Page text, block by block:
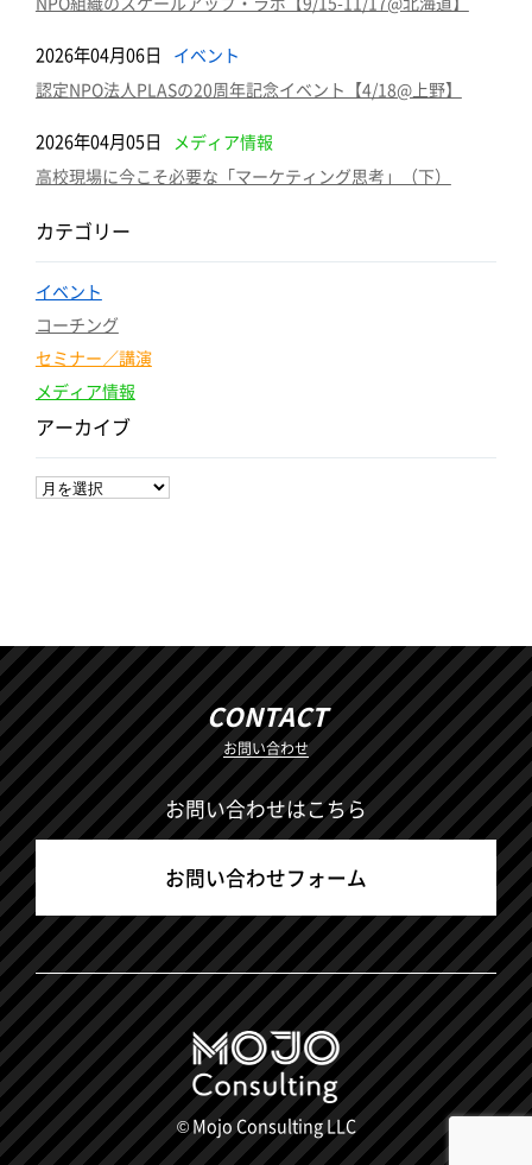
2026年04月06日
イベント
認定NPO法人PLASの20周年記念イベント【4/18@上野】
2026年04月05日
メディア情報
高校現場に今こそ必要な「マーケティング思考」（下）
カテゴリー
イベント
コーチング
セミナー／講演
メディア情報
アーカイブ
CONTACT
お問い合わせ
お問い合わせはこちら
お問い合わせフォーム
© Mojo Consulting LLC